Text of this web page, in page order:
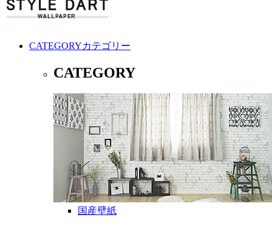
CATEGORYカテゴリー
CATEGORY
国産壁紙